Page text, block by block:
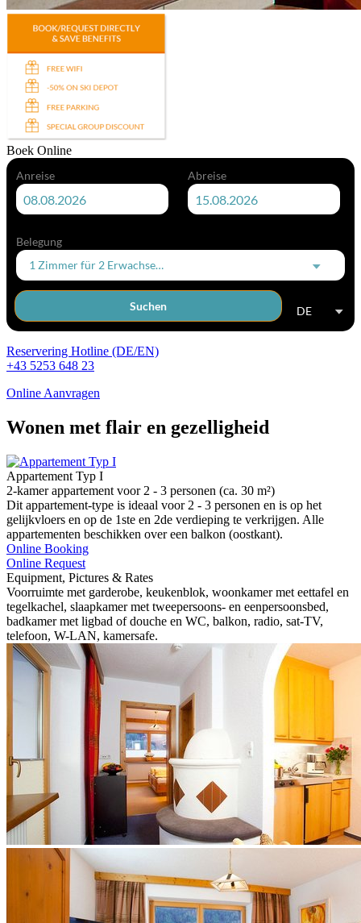
Boek Online
Anreise Abreise
Belegung
1 Zimmerfür 2 Erwachsene
Suchen DE
Reservering Hotline (DE/EN)
+43 5253 648 23
Online Aanvragen
Wonen met flair en gezelligheid
Appartement Typ I
2-kamer appartement voor 2 - 3 personen (ca. 30 m²)
Dit appartement-type is ideaal voor 2 - 3 personen en is op het
gelijkvloers en op de 1ste en 2de verdieping te verkrijgen. Alle
appartementen beschikken over een balkon (oostkant).
Online Booking
Online Request
Equipment, Pictures & Rates
Voorruimte met garderobe, keukenblok, woonkamer met eettafel en
tegelkachel, slaapkamer met tweepersoons- en eenpersoonsbed,
badkamer met ligbad of douche en WC, balkon, radio, sat-TV,
telefoon, W-LAN, kamersafe.